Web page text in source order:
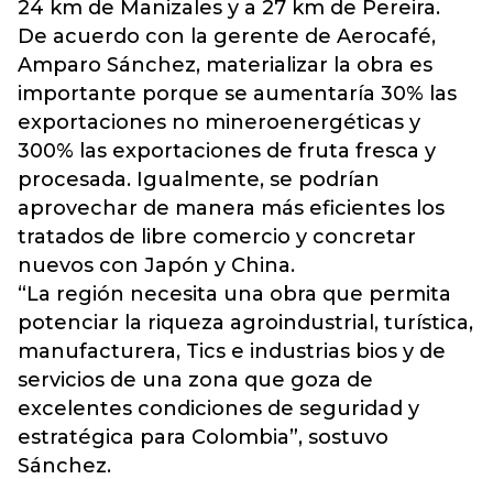
24 km de Manizales y a 27 km de Pereira.
De acuerdo con la gerente de Aerocafé,
Amparo Sánchez, materializar la obra es
importante porque se aumentaría 30% las
exportaciones no mineroenergéticas y
300% las exportaciones de fruta fresca y
procesada. Igualmente, se podrían
aprovechar de manera más eficientes los
tratados de libre comercio y concretar
nuevos con Japón y China.
“La región necesita una obra que permita
potenciar la riqueza agroindustrial, turística,
manufacturera, Tics e industrias bios y de
servicios de una zona que goza de
excelentes condiciones de seguridad y
estratégica para Colombia”, sostuvo
Sánchez.